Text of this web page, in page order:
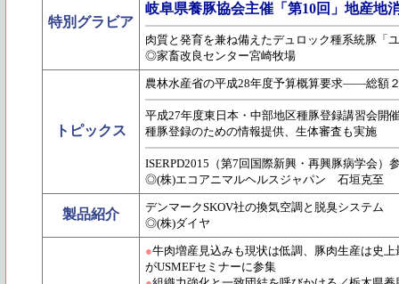
特別グラビア
岐阜県養豚協会主催「第10回」地産地
肉質と発育を兼ね備えたデュロック種系統豚「
◎家畜改良センター宮崎牧場
トピックス
農林水産省の平成28年度予算概算要求――総額
平成27年度東日本・中部地区種豚登録講習会
種豚登録のための情報提供、生体審査も実施
ISERPD2015（第7回国際新興・再興豚病学会）
◎(株)エコアニマルヘルスジャパン 石垣克至
製品紹介
デンマークSKOV社の換気空調と脱臭システム
◎(株)ダイヤ
●牛肉増産見込みも現状は低調、豚肉生産は史
がUSMEFセミナーに参集